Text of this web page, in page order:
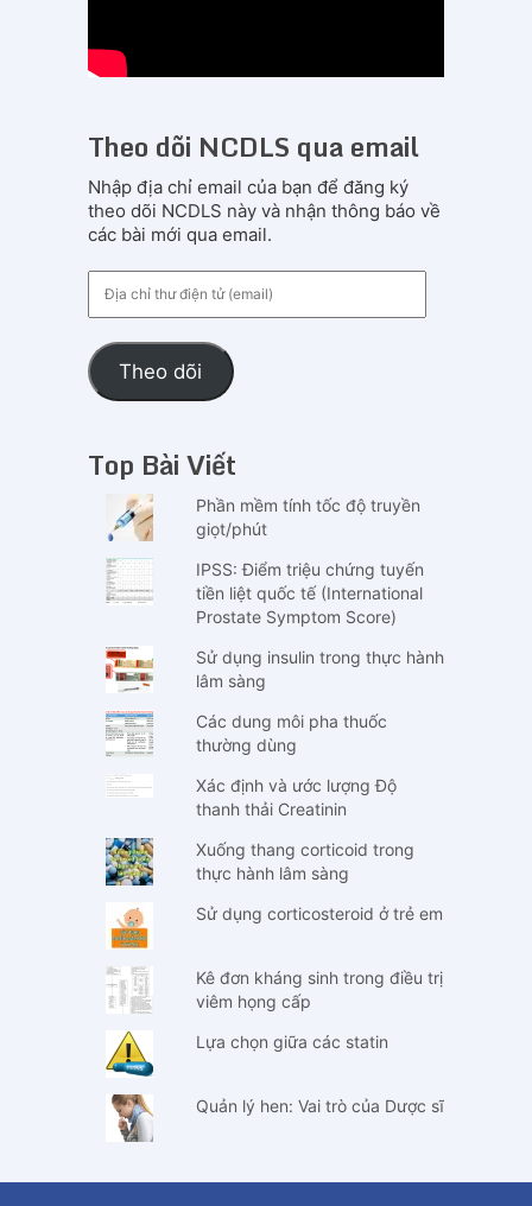
Theo dõi NCDLS qua email
Nhập địa chỉ email của bạn để đăng ký
theo dõi NCDLS này và nhận thông báo về
các bài mới qua email.
chỉ
điện
tử
(email)
Theo dõi
Top Bài Viết
Phần mềm tính tốc độ truyền
giọt/phút
IPSS: Điểm triệu chứng tuyến
tiền liệt quốc tế (International
Prostate Symptom Score)
Sử dụng insulin trong thực hành
lâm sàng
Các dung môi pha thuốc
thường dùng
Xác định và ước lượng Độ
thanh thải Creatinin
Xuống thang corticoid trong
thực hành lâm sàng
Sử dụng corticosteroid ở trẻ em
Kê đơn kháng sinh trong điều trị
viêm họng cấp
Lựa chọn giữa các statin
Quản lý hen: Vai trò của Dược sĩ